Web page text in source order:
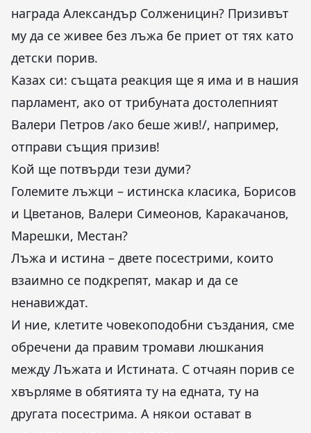
награда Александър Солженицин? Призивът
му да се живее без лъжа бе приет от тях като
детски порив.
Казах си: същата реакция ще я има и в нашия
парламент, ако от трибуната достолепният
Валери Петров /ако беше жив!/, например,
отправи същия призив!
Кой ще потвърди тези думи?
Големите лъжци – истинска класика, Борисов
и Цветанов, Валери Симеонов, Каракачанов,
Марешки, Местан?
Лъжа и истина – двете посестрими, които
взаимно се подкрепят, макар и да се
ненавиждат.
И ние, клетите човекоподобни създания, сме
обречени да правим тромави люшкания
между Лъжата и Истината. С отчаян порив се
хвърляме в обятията ту на едната, ту на
другата посестрима. А някои остават в